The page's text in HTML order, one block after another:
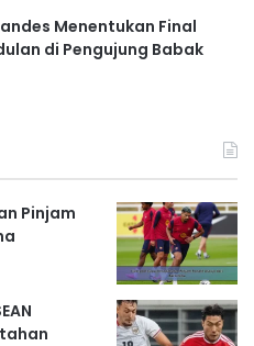
Menentukan Final
di Pengujung Babak
Pinjam